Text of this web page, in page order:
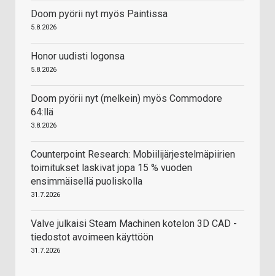
Doom pyörii nyt myös Paintissa
5.8.2026
Honor uudisti logonsa
5.8.2026
Doom pyörii nyt (melkein) myös Commodore
64:llä
3.8.2026
Counterpoint Research: Mobiilijärjestelmäpiirien
toimitukset laskivat jopa 15 % vuoden
ensimmäisellä puoliskolla
31.7.2026
Valve julkaisi Steam Machinen kotelon 3D CAD -
tiedostot avoimeen käyttöön
31.7.2026